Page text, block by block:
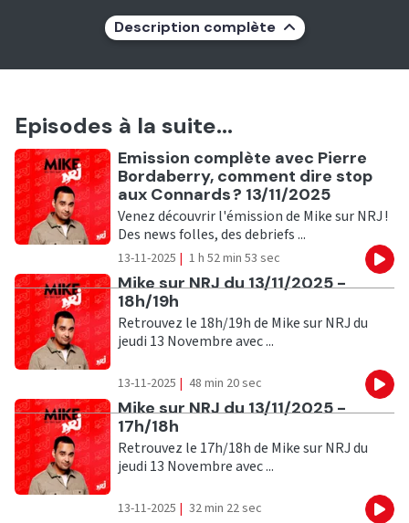
Description complète
Episodes à la suite...
Ecouter
Emission complète avec Pierre
Bordaberry, comment dire stop
aux Connards ? 13/11/2025
Venez découvrir l'émission de Mike sur NRJ !
Des news folles, des debriefs ...
13-11-2025 | 1 h 52 min 53 sec
Ecouter
Mike sur NRJ du 13/11/2025 -
18h/19h
Retrouvez le 18h/19h de Mike sur NRJ du
jeudi 13 Novembre avec ...
13-11-2025 | 48 min 20 sec
Ecouter
Mike sur NRJ du 13/11/2025 -
17h/18h
Retrouvez le 17h/18h de Mike sur NRJ du
jeudi 13 Novembre avec ...
13-11-2025 | 32 min 22 sec